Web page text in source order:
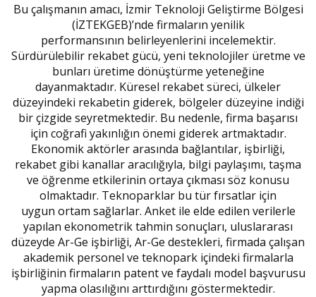
Bu çalışmanın amacı, İzmir Teknoloji Geliştirme Bölgesi
(İZTEKGEB)’nde firmaların yenilik
performansının belirleyenlerini incelemektir.
Sürdürülebilir rekabet gücü, yeni teknolojiler üretme ve
bunları üretime dönüştürme yeteneğine
dayanmaktadır. Küresel rekabet süreci, ülkeler
düzeyindeki rekabetin giderek, bölgeler düzeyine indiği
bir çizgide seyretmektedir. Bu nedenle, firma başarısı
için coğrafi yakınlığın önemi giderek artmaktadır.
Ekonomik aktörler arasında bağlantılar, işbirliği,
rekabet gibi kanallar aracılığıyla, bilgi paylaşımı, taşma
ve öğrenme etkilerinin ortaya çıkması söz konusu
olmaktadır. Teknoparklar bu tür fırsatlar için
uygun ortam sağlarlar. Anket ile elde edilen verilerle
yapılan ekonometrik tahmin sonuçları, uluslararası
düzeyde Ar-Ge işbirliği, Ar-Ge destekleri, firmada çalışan
akademik personel ve teknopark içindeki firmalarla
işbirliğinin firmaların patent ve faydalı model başvurusu
yapma olasılığını arttırdığını göstermektedir.